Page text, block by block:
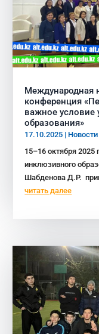
Международная
конференция
важное условие
образования»
17.10.2025 | Новости
15–16 октября 2025
инклюзивного
Шабденова Д.Р.
читать далее